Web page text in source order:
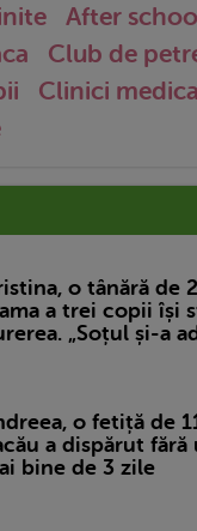
After
Club de
Clinici
o tânără de
a trei copii își
„Soțul și-a
o fetiță de
a dispărut fără
bine de 3 zile